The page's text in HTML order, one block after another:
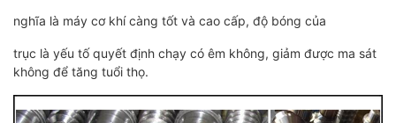
nghĩa là máy cơ khí càng tốt và cao cấp, độ bóng của
trục là yếu tố quyết định chạy có êm không, giảm được ma sát
không để tăng tuổi thọ.